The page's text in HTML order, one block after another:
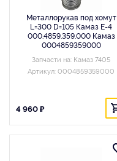
Металлорукав под хомут
L=300 D=105 Камаз Е-4
000.4859.359.000 Камаз
0004859359000
Запчасти на: Камаз 7405
Артикул: 0004859359000
4 960 ₽